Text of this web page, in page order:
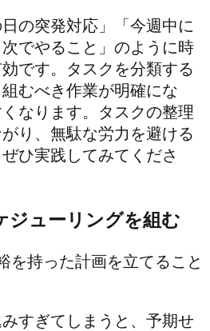
の突発対応」「今週中に
でやること」のように時
です。タスクを分類する
むべき作業が明確にな
なります。タスクの整理
り、無駄な労力を避ける
ひ実践してみてくださ
ジューリングを組む
を持った計画を立てること
すぎてしまうと、予期せ